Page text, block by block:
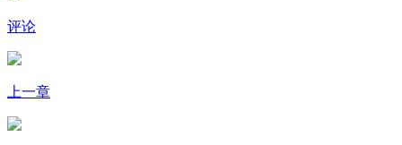
评论
上一章